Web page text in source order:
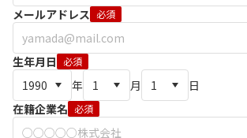
メールアドレス 必須
生年月日 必須
年 月
日
在籍企業名 必須